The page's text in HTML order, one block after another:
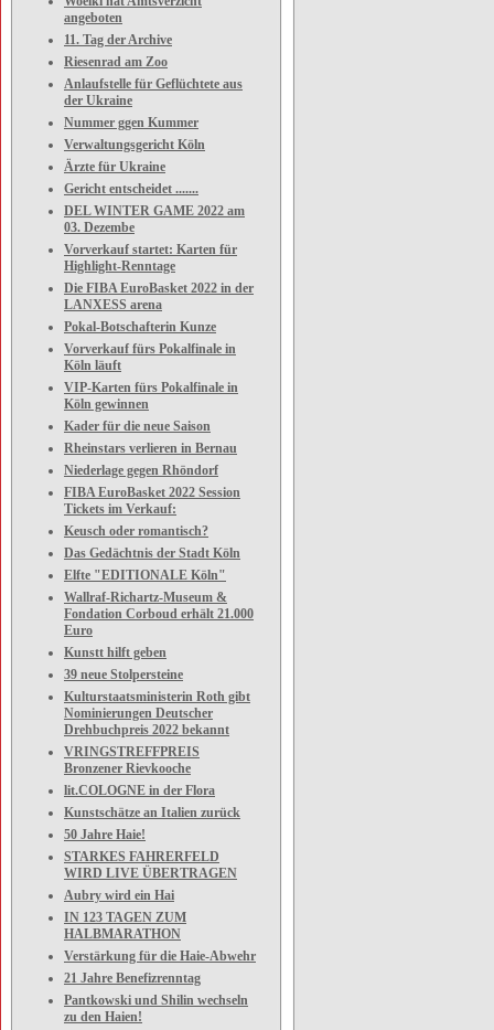
angeboten
11. Tag der Archive
Riesenrad am Zoo
Anlaufstelle für Geflüchtete aus
der Ukraine
Nummer ggen Kummer
Verwaltungsgericht Köln
Ärzte für Ukraine
Gericht entscheidet .......
DEL WINTER GAME 2022 am
03. Dezembe
Vorverkauf startet: Karten für
Highlight-Renntage
Die FIBA EuroBasket 2022 in der
LANXESS arena
Pokal-Botschafterin Kunze
Vorverkauf fürs Pokalfinale in
Köln läuft
VIP-Karten fürs Pokalfinale in
Köln gewinnen
Kader für die neue Saison
Rheinstars verlieren in Bernau
Niederlage gegen Rhöndorf
FIBA EuroBasket 2022 Session
Tickets im Verkauf:
Keusch oder romantisch?
Das Gedächtnis der Stadt Köln
Elfte "EDITIONALE Köln"
Wallraf-Richartz-Museum &
Fondation Corboud erhält 21.000
Euro
Kunstt hilft geben
39 neue Stolpersteine
Kulturstaatsministerin Roth gibt
Nominierungen Deutscher
Drehbuchpreis 2022 bekannt
VRINGSTREFFPREIS
Bronzener Rievkooche
lit.COLOGNE in der Flora
Kunstschätze an Italien zurück
50 Jahre Haie!
STARKES FAHRERFELD
WIRD LIVE ÜBERTRAGEN
Aubry wird ein Hai
IN 123 TAGEN ZUM
HALBMARATHON
Verstärkung für die Haie-Abwehr
21 Jahre Benefizrenntag
Pantkowski und Shilin wechseln
zu den Haien!